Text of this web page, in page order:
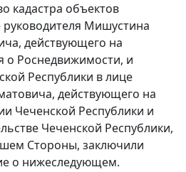
кадастра объектов
Мишустина
действующего на
о Роснедвижимости, и
Республики в лице
действующего на
Чеченской Республики и
Чеченской Республики,
Стороны, заключили
о нижеследующем.